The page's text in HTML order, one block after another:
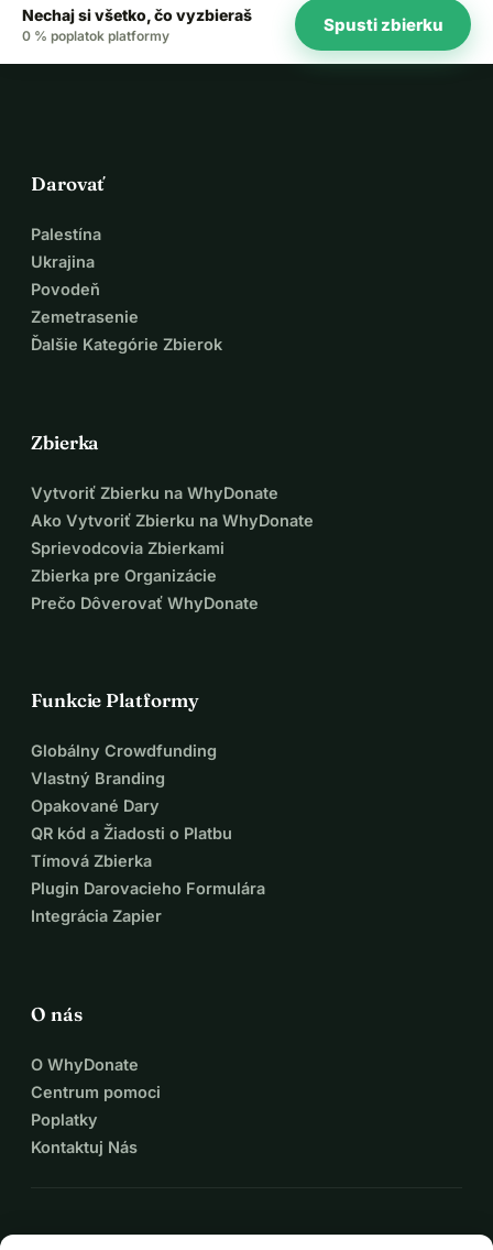
Nechaj si všetko, čo vyzbieraš
0 % poplatok platformy
Spusti zbierku
Darovať
Palestína
Ukrajina
Povodeň
Zemetrasenie
Ďalšie Kategórie Zbierok
Zbierka
Vytvoriť Zbierku na WhyDonate
Ako Vytvoriť Zbierku na WhyDonate
Sprievodcovia Zbierkami
Zbierka pre Organizácie
Prečo Dôverovať WhyDonate
Funkcie Platformy
Globálny Crowdfunding
Vlastný Branding
Opakované Dary
QR kód a Žiadosti o Platbu
Tímová Zbierka
Plugin Darovacieho Formulára
Integrácia Zapier
O nás
O WhyDonate
Centrum pomoci
Poplatky
Kontaktuj Nás